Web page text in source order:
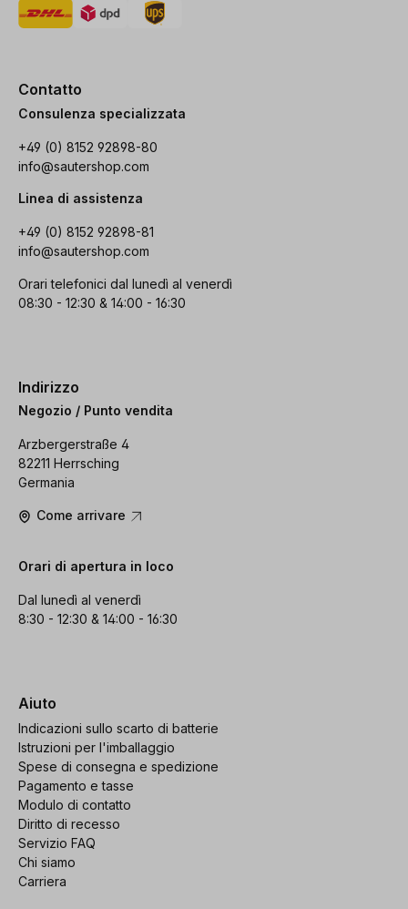
Contatto
Consulenza specializzata
+49 (0) 8152 92898-80
info@sautershop.com
Linea di assistenza
+49 (0) 8152 92898-81
info@sautershop.com
Orari telefonici dal lunedì al venerdì
08:30 - 12:30 & 14:00 - 16:30
Indirizzo
Negozio / Punto vendita
Arzbergerstraße 4
82211 Herrsching
Germania
Come arrivare
Orari di apertura in loco
Dal lunedì al venerdì
8:30 - 12:30 & 14:00 - 16:30
Aiuto
Indicazioni sullo scarto di batterie
Istruzioni per l'imballaggio
Spese di consegna e spedizione
Pagamento e tasse
Modulo di contatto
Diritto di recesso
Servizio FAQ
Chi siamo
Carriera